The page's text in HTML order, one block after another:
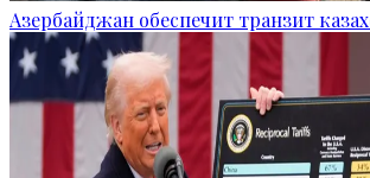
Азербайджан обеспечит транзит